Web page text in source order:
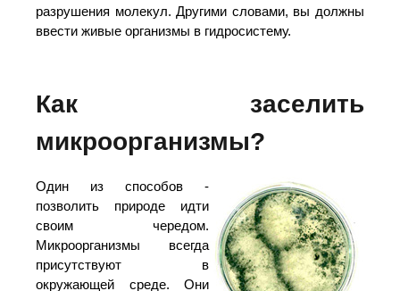
разрушения молекул. Другими словами, вы должны
ввести живые организмы в гидросистему.
Как заселить
микроорганизмы?
Один из способов -
позволить природе идти
своим чередом.
Микроорганизмы всегда
присутствуют в
окружающей среде. Они